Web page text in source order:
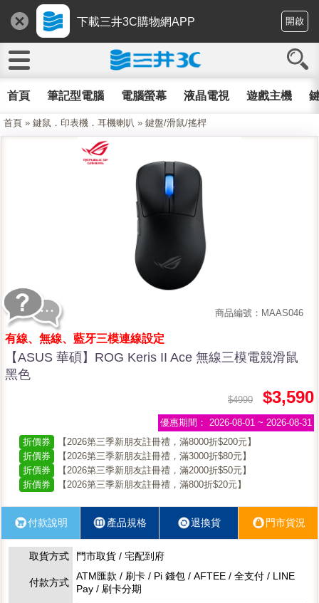
下載三井3C購物網APP 開啟
首頁 筆記型電腦 電腦螢幕 液晶電視 遊戲主機
首頁 » 鍵鼠．印表機．耳機喇叭 » 鍵盤/滑鼠/搖桿
商品編號：MAAS046
有線、無線、藍牙三模連線設定
【ASUS 華碩】ROG Keris II Ace 無線三模電競滑鼠
黑色
$4990 $3,590
優惠期間： 2026-08-01 ~ 2026-08-31
折價券
【2026第三季新朋友註冊禮，滿8000折$200元】
折價券
【2026第三季新朋友註冊禮，滿3000折$80元】
折價券
【2026第三季新朋友註冊禮，滿2000折$50元】
折價券
【2026第三季新朋友註冊禮，滿800折$20元】
付款說明 產品規格 退換貨 門市貨況
取貨方式 門市取貨 / 宅配到府
付款方式
ATM匯款 / 刷卡 / Pi 錢包 / AFTEE / 全支付 / LINE
Pay / 刷卡分期